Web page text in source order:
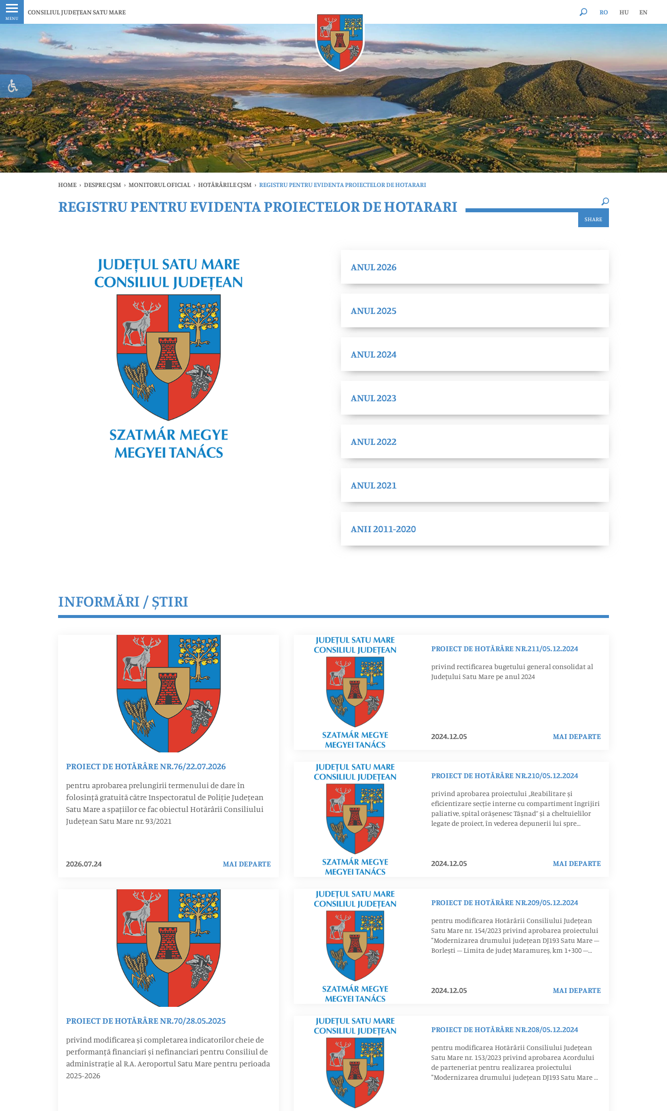
MENU
CONSILIUL JUDEȚEAN SATU MARE RO HU EN
HOME › DESPRE CJSM › MONITORUL OFICIAL › HOTĂRÂRILE CJSM › REGISTRU PENTRU EVIDENTA PROIECTELOR DE HOTARARI
Ultimele Oricând
REGISTRU PENTRU EVIDENTA PROIECTELOR DE HOTARARI
SHARE
ANUL 2026
ANUL 2025
ANUL 2024
ANUL 2023
ANUL 2022
ANUL 2021
ANII 2011-2020
INFORMĂRI / ȘTIRI
PROIECT DE HOTĂRÂRE NR.76/22.07.2026
pentru aprobarea prelungirii termenului de dare în
folosință gratuită către Inspectoratul de Poliție Județean
Satu Mare a spațiilor ce fac obiectul Hotărârii Consiliului
Județean Satu Mare nr. 93/2021
2026.07.24 MAI DEPARTE
PROIECT DE HOTĂRÂRE NR.70/28.05.2025
privind modificarea și completarea indicatorilor cheie de
performanță financiari și nefinanciari pentru Consiliul de
administrație al R.A. Aeroportul Satu Mare pentru perioada
2025-2026
PROIECT DE HOTĂRÂRE NR.211/05.12.2024
privind rectificarea bugetului general consolidat al
Judeţului Satu Mare pe anul 2024
2024.12.05 MAI DEPARTE
PROIECT DE HOTĂRÂRE NR.210/05.12.2024
privind aprobarea proiectului ,,Reabilitare și
eficientizare secție interne cu compartiment îngrijiri
paliative, spital orășenesc Tășnad” și a cheltuielilor
legate de proiect, în vederea depunerii lui spre
2024.12.05 MAI DEPARTE
PROIECT DE HOTĂRÂRE NR.209/05.12.2024
pentru modificarea Hotărârii Consiliului Județean
Satu Mare nr. 154/2023 privind aprobarea proiectului
‟Modernizarea drumului județean DJ193 Satu Mare –
Borlești – Limita de județ Maramureș, km 1+300 –
2024.12.05 MAI DEPARTE
PROIECT DE HOTĂRÂRE NR.208/05.12.2024
pentru modificarea Hotărârii Consiliului Județean
Satu Mare nr. 153/2023 privind aprobarea Acordului
de parteneriat pentru realizarea proiectului
‟Modernizarea drumului județean DJ193 Satu Mare –